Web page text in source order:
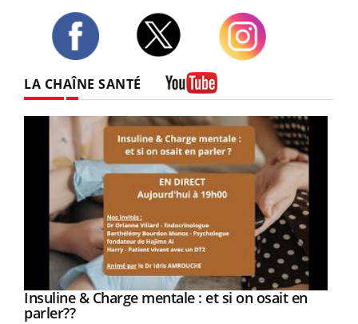
LA CHAÎNE SANTÉ
Youtube
Insuline & Charge mentale : et si on osait en
parler??Youtube